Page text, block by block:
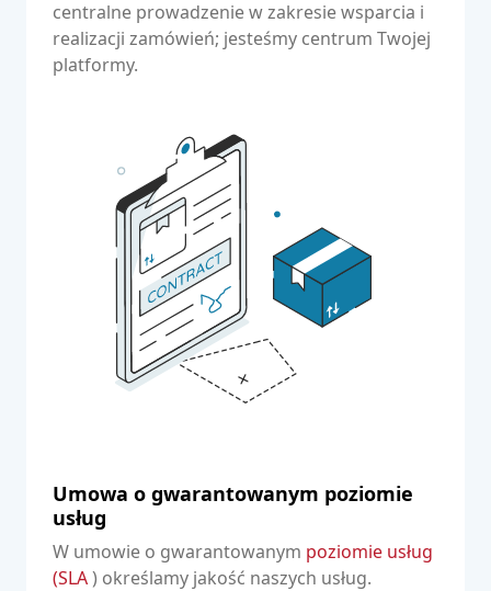
centralne prowadzenie w zakresie wsparcia i
realizacji zamówień; jesteśmy centrum Twojej
platformy.
Umowa o gwarantowanym poziomie
usług
W umowie o gwarantowanym poziomie usług
(SLA) określamy jakość naszych usług.